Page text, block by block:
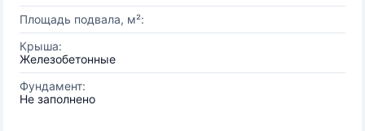
Площадь подвала, м²:
Крыша:
Железобетонные
Фундамент:
Не заполнено